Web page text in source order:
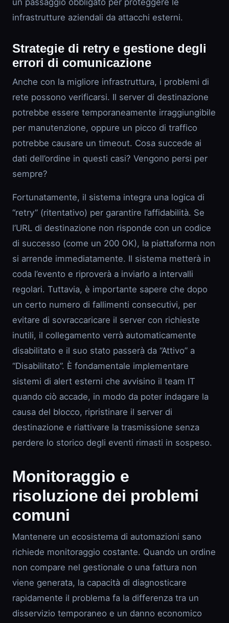
un passaggio obbligato per proteggere le
infrastrutture aziendali da attacchi esterni.
Strategie di retry e gestione degli
errori di comunicazione
Anche con la migliore infrastruttura, i problemi di
rete possono verificarsi. Il server di destinazione
potrebbe essere temporaneamente irraggiungibile
per manutenzione, oppure un picco di traffico
potrebbe causare un timeout. Cosa succede ai
dati dell’ordine in questi casi? Vengono persi per
sempre?
Fortunatamente, il sistema integra una logica di
“retry” (ritentativo) per garantire l’affidabilità. Se
l’URL di destinazione non risponde con un codice
di successo (come un 200 OK), la piattaforma non
si arrende immediatamente. Il sistema metterà in
coda l’evento e riproverà a inviarlo a intervalli
regolari. Tuttavia, è importante sapere che dopo
un certo numero di fallimenti consecutivi, per
evitare di sovraccaricare il server con richieste
inutili, il collegamento verrà automaticamente
disabilitato e il suo stato passerà da “Attivo” a
“Disabilitato”. È fondamentale implementare
sistemi di alert esterni che avvisino il team IT
quando ciò accade, in modo da poter indagare la
causa del blocco, ripristinare il server di
destinazione e riattivare la trasmissione senza
perdere lo storico degli eventi rimasti in sospeso.
Monitoraggio e
risoluzione dei problemi
comuni
Mantenere un ecosistema di automazioni sano
richiede monitoraggio costante. Quando un ordine
non compare nel gestionale o una fattura non
viene generata, la capacità di diagnosticare
rapidamente il problema fa la differenza tra un
disservizio temporaneo e un danno economico